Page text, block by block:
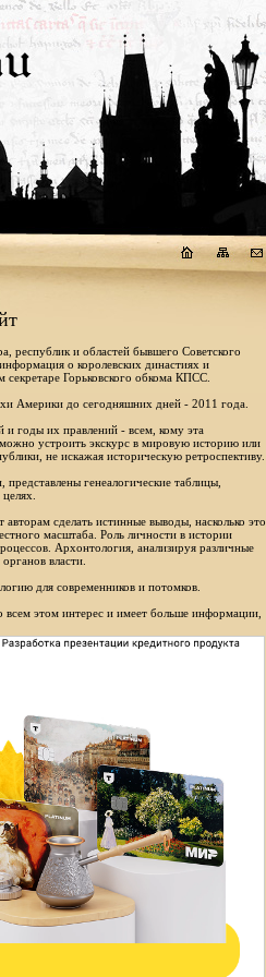
республик и областей бывшего Советского
о королевских династиях и
Горьковского обкома КПСС.
Америки до сегодняшних дней - 2011 года.
и годы их правлений - всем, кому эта
устроить экскурс в мировую историю или
не искажая историческую ретроспективу.
генеалогические таблицы,
сделать истинные выводы, насколько это
масштаба. Роль личности в истории
Архонтология, анализируя различные
власти.
для современников и потомков.
всем этом интерес и имеет больше информации,